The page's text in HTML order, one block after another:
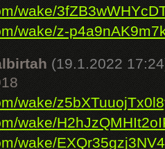
wake/
wake/z-
(19.1.2022
wake/
wake/
wake/